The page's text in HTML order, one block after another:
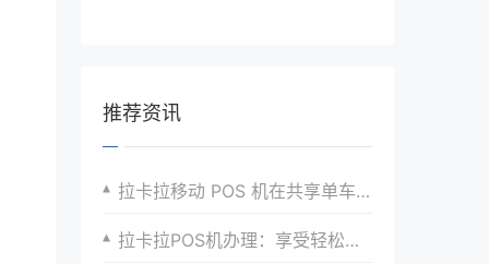
推荐资讯
拉卡拉移动 POS 机在共享单车押金退还的便捷支付方式
拉卡拉POS机办理：享受轻松便捷的支付体验